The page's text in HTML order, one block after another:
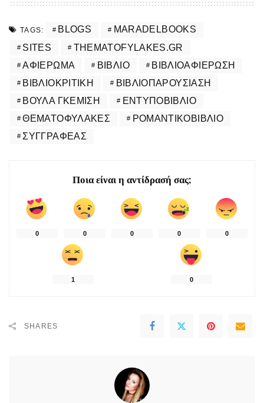
TAGS: BLOGS
MARADELBOOKS
SITES
THEMATOFYLAKES.GR
ΑΦΙΈΡΩΜΑ
ΒΙΒΛΊΟ
ΒΙΒΛΙΟΑΦΙΈΡΩΣΗ
ΒΙΒΛΙΟΚΡΙΤΙΚΉ
ΒΙΒΛΙΟΠΑΡΟΥΣΊΑΣΗ
ΒΟΎΛΑ ΓΚΕΜΊΣΗ
ΈΝΤΥΠΟΒΙΒΛΊΟ
ΘΕΜΑΤΟΦΎΛΑΚΕΣ
ΡΟΜΑΝΤΙΚΌΒΙΒΛΊΟ
ΣΥΓΓΡΑΦΈΑΣ
Ποια είναι η αντίδρασή σας;
0 0 0 0 0
1 0
SHARES